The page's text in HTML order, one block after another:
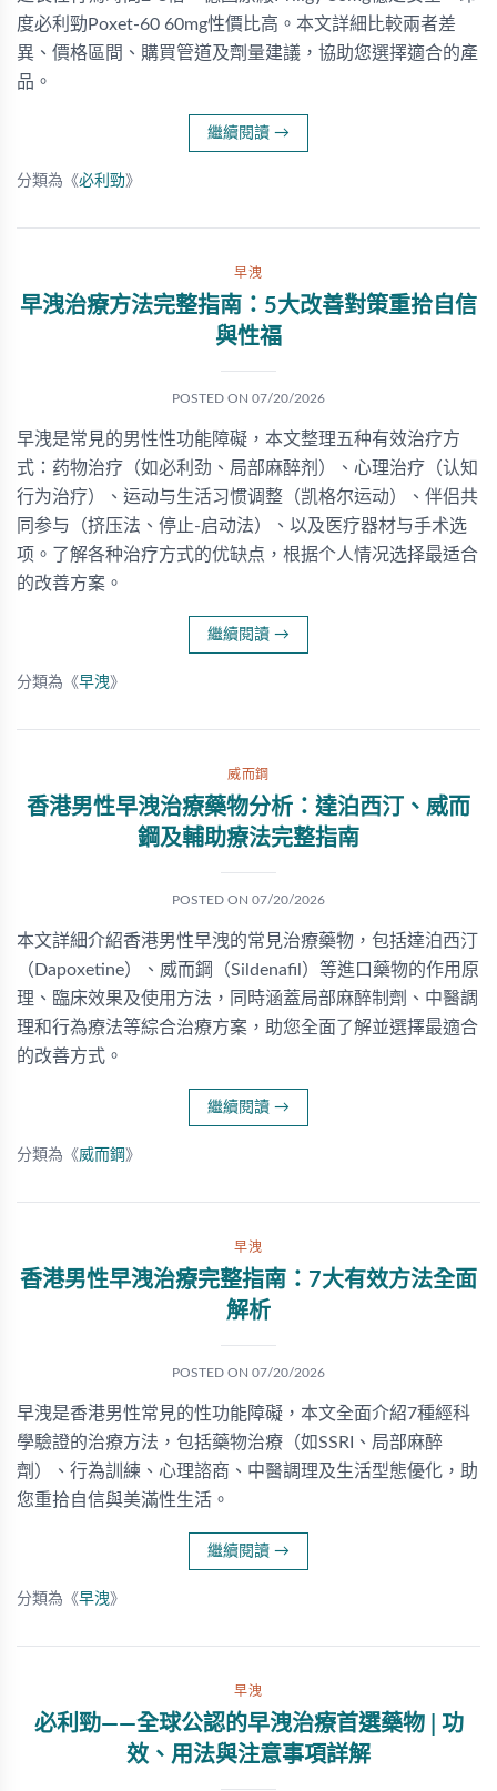
度必利勁Poxet-60 60mg性價比高。本文詳細比較兩者差
異、價格區間、購買管道及劑量建議，協助您選擇適合的產
品。
繼續閱讀 →
分類為《必利勁》
早洩
早洩治療方法完整指南：5大改善對策重拾自信
與性福
POSTED ON 07/20/2026
早洩是常見的男性性功能障礙，本文整理五种有效治疗方
式：药物治疗（如必利劲、局部麻醉剂）、心理治疗（认知
行为治疗）、运动与生活习惯调整（凯格尔运动）、伴侣共
同参与（挤压法、停止-启动法）、以及医疗器材与手术选
项。了解各种治疗方式的优缺点，根据个人情况选择最适合
的改善方案。
繼續閱讀 →
分類為《早洩》
威而鋼
香港男性早洩治療藥物分析：達泊西汀、威而
鋼及輔助療法完整指南
POSTED ON 07/20/2026
本文詳細介紹香港男性早洩的常見治療藥物，包括達泊西汀
（Dapoxetine）、威而鋼（Sildenafil）等進口藥物的作用原
理、臨床效果及使用方法，同時涵蓋局部麻醉制劑、中醫調
理和行為療法等綜合治療方案，助您全面了解並選擇最適合
的改善方式。
繼續閱讀 →
分類為《威而鋼 》
早洩
香港男性早洩治療完整指南：7大有效方法全面
解析
POSTED ON 07/20/2026
早洩是香港男性常見的性功能障礙，本文全面介紹7種經科
學驗證的治療方法，包括藥物治療（如SSRI、局部麻醉
劑）、行為訓練、心理諮商、中醫調理及生活型態優化，助
您重拾自信與美滿性生活。
繼續閱讀 →
分類為《早洩》
早洩
必利勁——全球公認的早洩治療首選藥物 | 功
效、用法與注意事項詳解